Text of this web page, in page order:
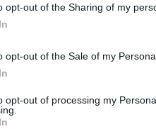
opt-out of the Sharing of my
opt-out of the Sale of my
opt-out of processing my
látványosan
különösen egy olyan